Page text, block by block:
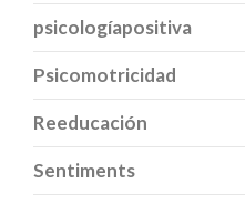
psicologíapositiva
Psicomotricidad
Reeducación
Sentiments